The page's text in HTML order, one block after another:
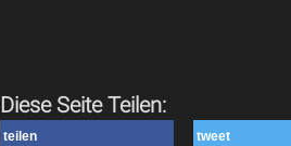
Diese Seite Teilen:
teilen tweet